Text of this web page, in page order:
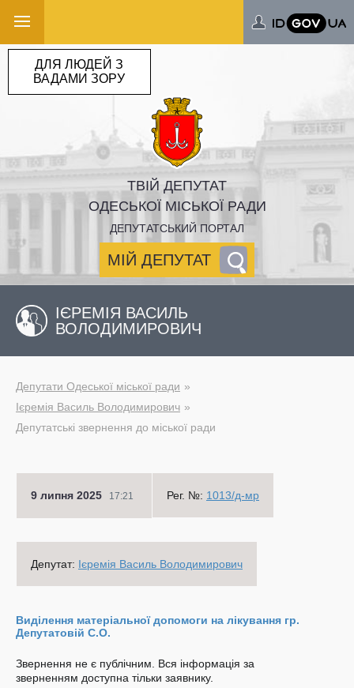
ТВІЙ ДЕПУТАТ
ОДЕСЬКОЇ МІСЬКОЇ РАДИ
ДЕПУТАТСЬКИЙ ПОРТАЛ
МІЙ ДЕПУТАТ
ДЛЯ ЛЮДЕЙ З
ВАДАМИ ЗОРУ
ІЄРЕМІЯ ВАСИЛЬ
ВОЛОДИМИРОВИЧ
Депутати Одеської міської ради
Ієремія Василь Володимирович
Депутатські звернення до міської ради
9 липня 2025 17:21 Рег. №: 1013/д-мр
Депутат: Ієремія Василь Володимирович
Виділення матеріальної допомоги на лікування гр.
Депутатовій С.О.
Звернення не є публічним. Вся інформація за
зверненням доступна тільки заявнику.